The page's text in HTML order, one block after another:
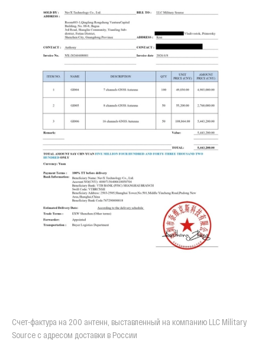
Счет-фактура на 200 антенн, выставленный на компанию LLC Military
Source с адресом доставки в России